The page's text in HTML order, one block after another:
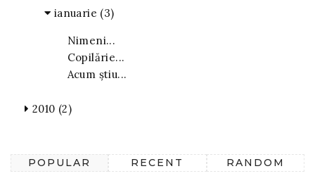
ianuarie (3)
Nimeni...
Copilărie...
Acum știu...
2010 (2)
POPULAR RECENT RANDOM